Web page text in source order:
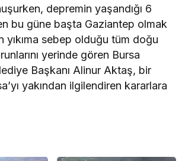
depremin yaşandığı 6
bu güne başta Gaziantep olmak
yıkıma sebep olduğu tüm doğu
yerinde gören Bursa
Başkanı Alinur Aktaş, bir
yakından ilgilendiren kararlara